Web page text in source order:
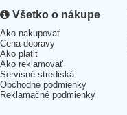
Všetko o nákupe
Ako nakupovať
Cena dopravy
Ako platiť
Ako reklamovať
Servisné strediská
Obchodné podmienky
Reklamačné podmienky